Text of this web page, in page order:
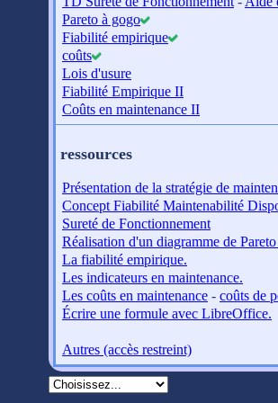
Pareto à gogo
Fiabilité empirique
coûts
Lois d'usure
Fiabilité Empirique II
Coûts en maintenance II
ressources
Présentation de la stratégie de
Concept Fiabilité Maintenabilité
Sureté de Fonctionnement
Réalisation d'un diagramme de
La fiabilité empirique.
Les indicateurs en maintenance.
Les coûts en maintenance - coûts de
Écrire une formule avec LibreOffice.
Autres (accès restreint)